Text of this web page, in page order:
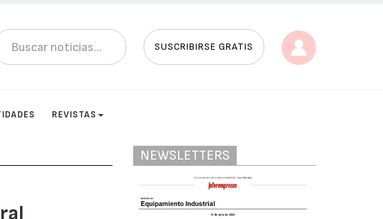
SUSCRIBIRSE GRATIS
REVISTAS
NEWSLETTERS